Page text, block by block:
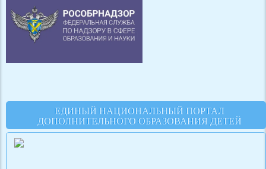
ЕДИНЫЙ НАЦИОНАЛЬНЫЙ ПОРТАЛ
ДОПОЛНИТЕЛЬНОГО ОБРАЗОВАНИЯ ДЕТЕЙ